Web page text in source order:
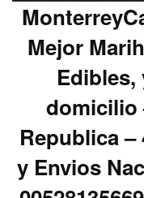
Mejor
Edibles,
domicilio
Republica –
y Envios